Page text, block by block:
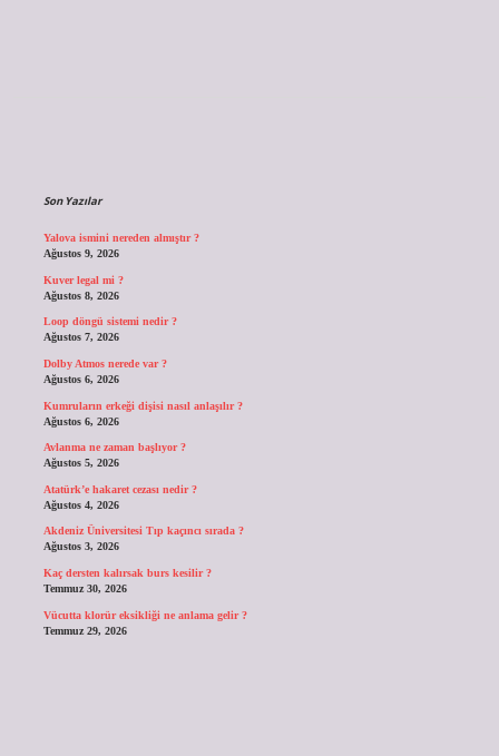
Son Yazılar
Yalova ismini nereden almıştır ?
Ağustos 9, 2026
Kuver legal mi ?
Ağustos 8, 2026
Loop döngü sistemi nedir ?
Ağustos 7, 2026
Dolby Atmos nerede var ?
Ağustos 6, 2026
Kumruların erkeği dişisi nasıl anlaşılır ?
Ağustos 6, 2026
Avlanma ne zaman başlıyor ?
Ağustos 5, 2026
Atatürk’e hakaret cezası nedir ?
Ağustos 4, 2026
Akdeniz Üniversitesi Tıp kaçıncı sırada ?
Ağustos 3, 2026
Kaç dersten kalırsak burs kesilir ?
Temmuz 30, 2026
Vücutta klorür eksikliği ne anlama gelir ?
Temmuz 29, 2026